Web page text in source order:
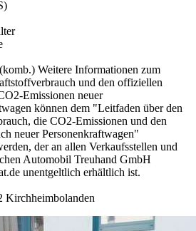
Weitere Informationen zum
und den offiziellen
Emissionen neuer
können dem "Leitfaden über den
die CO2-Emissionen und den
neuer Personenkraftwagen"
der an allen Verkaufsstellen und
Automobil Treuhand GmbH
unentgeltlich erhältlich ist.
Kirchheimbolanden